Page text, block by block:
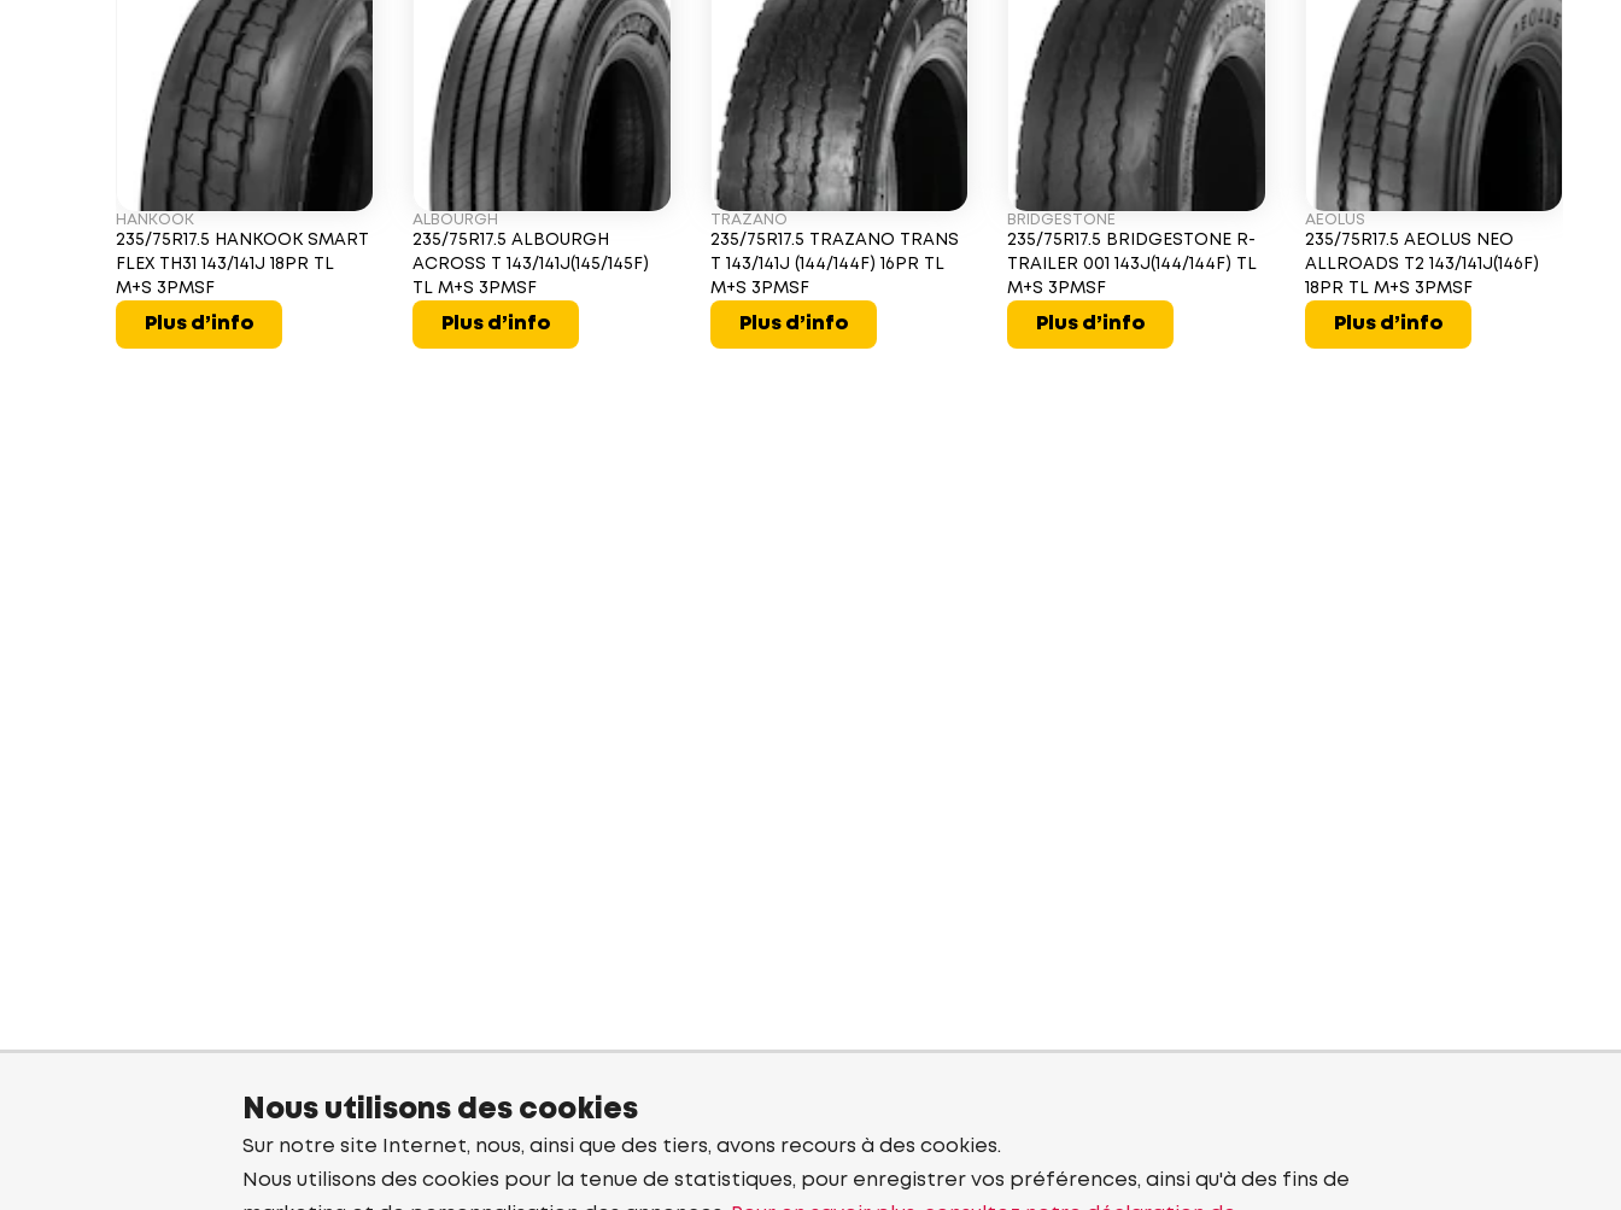
HANKOOK
235/75R17.5 HANKOOK SMART
FLEX TH31 143/141J 18PR TL
M+S 3PMSF
Plus d’info
ALBOURGH
235/75R17.5 ALBOURGH
ACROSS T 143/141J(145/145F)
TL M+S 3PMSF
Plus d’info
TRAZANO
235/75R17.5 TRAZANO TRANS
T 143/141J (144/144F) 16PR TL
M+S 3PMSF
Plus d’info
BRIDGESTONE
235/75R17.5 BRIDGESTONE R-
TRAILER 001 143J(144/144F) TL
M+S 3PMSF
Plus d’info
AEOLUS
235/75R17.5 AEOLUS NEO
ALLROADS T2 143/141J(146F)
18PR TL M+S 3PMSF
Plus d’info
Nous utilisons des cookies
Sur notre site Internet, nous, ainsi que des tiers, avons recours à des cookies.
Nous utilisons des cookies pour la tenue de statistiques, pour enregistrer vos préférences, ainsi qu'à des fins de